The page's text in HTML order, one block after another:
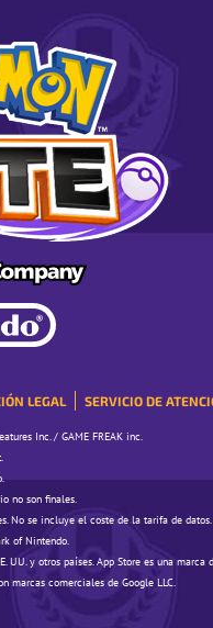
LEGAL SERVICIO DE
Inc. / GAME FREAK inc.
no son finales.
No se incluye el coste de la tarifa de datos.
of Nintendo.
y otros países. App Store es una marca
marcas comerciales de Google LLC.